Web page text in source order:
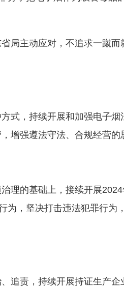
局主动应对，不追求一蹴
式，持续开展和加强电子
增强遵法守法、合规经营的
理的基础上，接续开展
为，坚决打击违法犯罪行为
追责，持续开展持证生产